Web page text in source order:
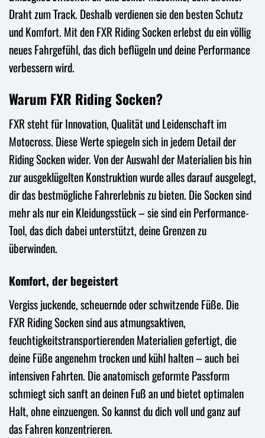
Draht zum Track. Deshalb verdienen sie den besten Schutz
und Komfort. Mit den FXR Riding Socken erlebst du ein völlig
neues Fahrgefühl, das dich beflügeln und deine Performance
verbessern wird.
Warum FXR Riding Socken?
FXR steht für Innovation, Qualität und Leidenschaft im
Motocross. Diese Werte spiegeln sich in jedem Detail der
Riding Socken wider. Von der Auswahl der Materialien bis hin
zur ausgeklügelten Konstruktion wurde alles darauf ausgelegt,
dir das bestmögliche Fahrerlebnis zu bieten. Die Socken sind
mehr als nur ein Kleidungsstück – sie sind ein Performance-
Tool, das dich dabei unterstützt, deine Grenzen zu
überwinden.
Komfort, der begeistert
Vergiss juckende, scheuernde oder schwitzende Füße. Die
FXR Riding Socken sind aus atmungsaktiven,
feuchtigkeitstransportierenden Materialien gefertigt, die
deine Füße angenehm trocken und kühl halten – auch bei
intensiven Fahrten. Die anatomisch geformte Passform
schmiegt sich sanft an deinen Fuß an und bietet optimalen
Halt, ohne einzuengen. So kannst du dich voll und ganz auf
das Fahren konzentrieren.